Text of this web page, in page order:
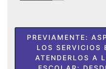
Navegación
entradas
PREVIAMENTE:
LOS SERVICIOS
ATENDERLOS A